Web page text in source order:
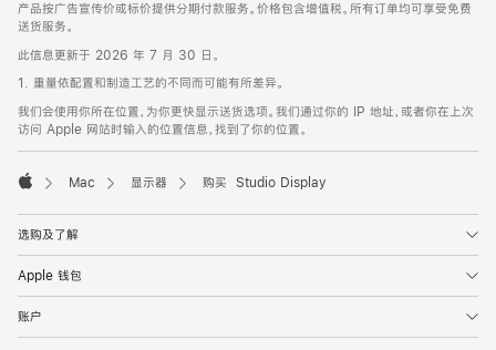
产品按广告宣传价或标价提供分期付款服务。价格包含增值税。所有订单均可享受免费
送货服务。
此信息更新于 2026 年 7 月 30 日。
1. 重量依配置和制造工艺的不同而可能有所差异。
我们会使用你所在位置，为你更快显示送货选项。我们通过你的 IP 地址，或者你在上次
访问 Apple 网站时输入的位置信息，找到了你的位置。
Mac 显示器 购买 Studio Display
选购及了解
Apple 钱包
账户